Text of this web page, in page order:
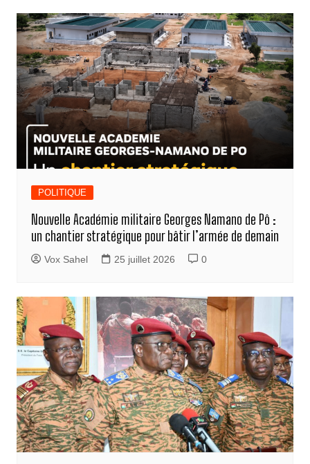
POLITIQUE
Nouvelle Académie militaire Georges Namano de Pô :
un chantier stratégique pour bâtir l’armée de demain
Vox Sahel 25 juillet 2026 0